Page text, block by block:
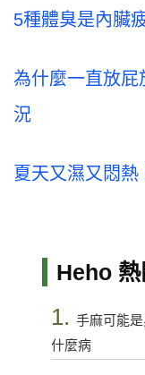
5種體臭是內臟
為什麼一直放
況
夏天又濕又悶熱
Heho
1. 手麻可能
什麼病